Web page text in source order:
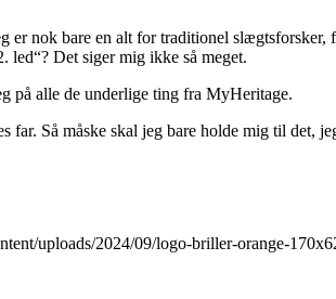
nok bare en alt for traditionel slægtsforsker,
led“? Det siger mig ikke så meget.
på alle de underlige ting fra MyHeritage.
Så måske skal jeg bare holde mig til det,
uploads/2024/09/logo-briller-orange-